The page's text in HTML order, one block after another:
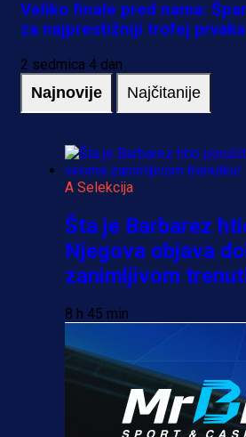
Veliko finale pred nama:
za najprestižniji trofej
2 sedmica 4 dan
Najnovije Najčitanije
A Selekcija
Šta je Barbarez
Njegova objava
zanimljivom
8 h 45 min